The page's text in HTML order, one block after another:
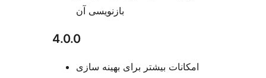
بازنویسی آن
4.0.0
امکانات بیشتر برای بهینه سازی